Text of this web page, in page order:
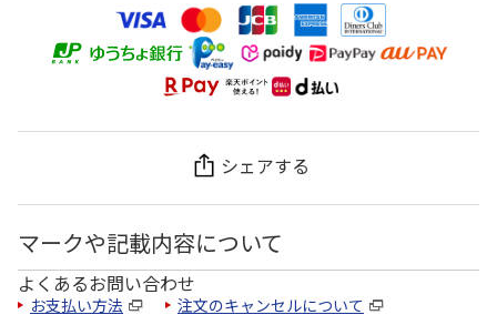
シェアする
マークや記載内容について
よくあるお問い合わせ
お支払い方法 注文のキャンセルについて